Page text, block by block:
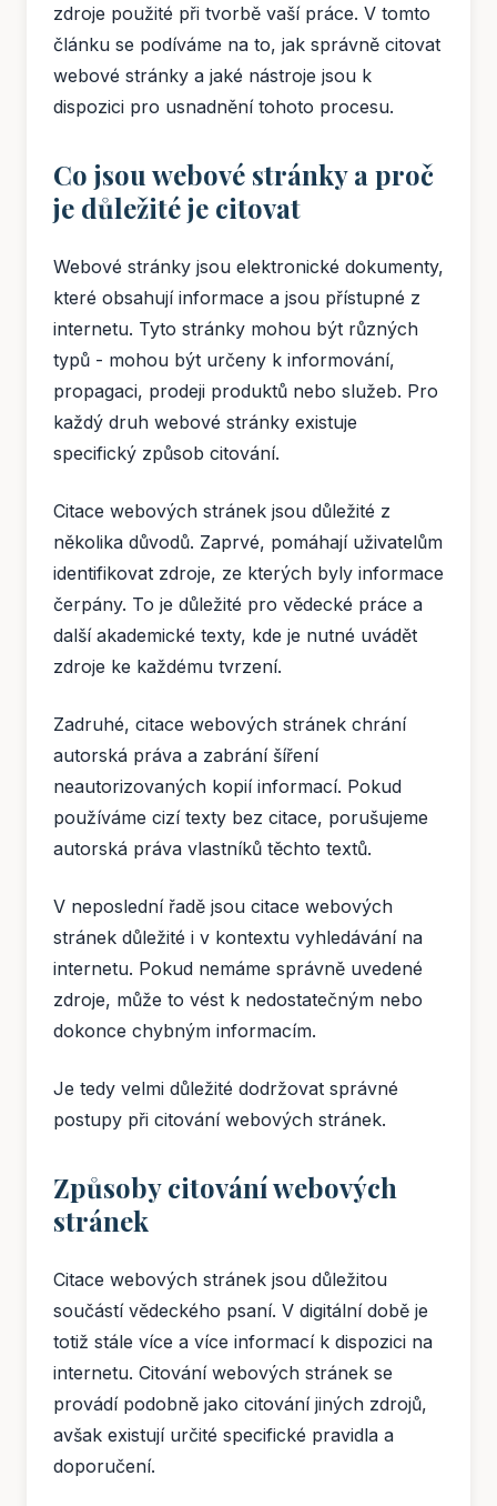
zdroje použité při tvorbě vaší práce. V tomto
článku se podíváme na to, jak správně citovat
webové stránky a jaké nástroje jsou k
dispozici pro usnadnění tohoto procesu.
Co jsou webové stránky a proč
je důležité je citovat
Webové stránky jsou elektronické dokumenty,
které obsahují informace a jsou přístupné z
internetu. Tyto stránky mohou být různých
typů - mohou být určeny k informování,
propagaci, prodeji produktů nebo služeb. Pro
každý druh webové stránky existuje
specifický způsob citování.
Citace webových stránek jsou důležité z
několika důvodů. Zaprvé, pomáhají uživatelům
identifikovat zdroje, ze kterých byly informace
čerpány. To je důležité pro vědecké práce a
další akademické texty, kde je nutné uvádět
zdroje ke každému tvrzení.
Zadruhé, citace webových stránek chrání
autorská práva a zabrání šíření
neautorizovaných kopií informací. Pokud
používáme cizí texty bez citace, porušujeme
autorská práva vlastníků těchto textů.
V neposlední řadě jsou citace webových
stránek důležité i v kontextu vyhledávání na
internetu. Pokud nemáme správně uvedené
zdroje, může to vést k nedostatečným nebo
dokonce chybným informacím.
Je tedy velmi důležité dodržovat správné
postupy při citování webových stránek.
Způsoby citování webových
stránek
Citace webových stránek jsou důležitou
součástí vědeckého psaní. V digitální době je
totiž stále více a více informací k dispozici na
internetu. Citování webových stránek se
provádí podobně jako citování jiných zdrojů,
avšak existují určité specifické pravidla a
doporučení.